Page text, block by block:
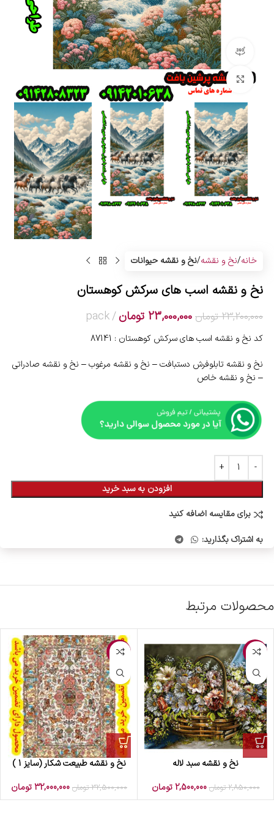
مشاهده 360 درجه
بزرگنمایی تصویر
خانه نخ و نقشه نخ و نقشه حیوانات
نخ و نقشه اسب های سرکش کوهستان
23,200,000 تومان 23,000,000 تومان pack
کد نخ و نقشه اسب های سرکش کوهستان : 87141
نخ و نقشه تابلوفرش دستبافت – نخ و نقشه مرغوب – نخ و نقشه صادراتی
– نخ و نقشه خاص
افزودن به سبد خرید
برای مقایسه اضافه کنید
به اشتراک بگذارید:
محصولات مرتبط
-12%
نخ و نقشه سبد لاله
2,850,000 تومان 2,500,000 تومان
-2%
نخ و نقشه طبیعت شکار (سایز 1 )
32,500,000 تومان 32,000,000تومان